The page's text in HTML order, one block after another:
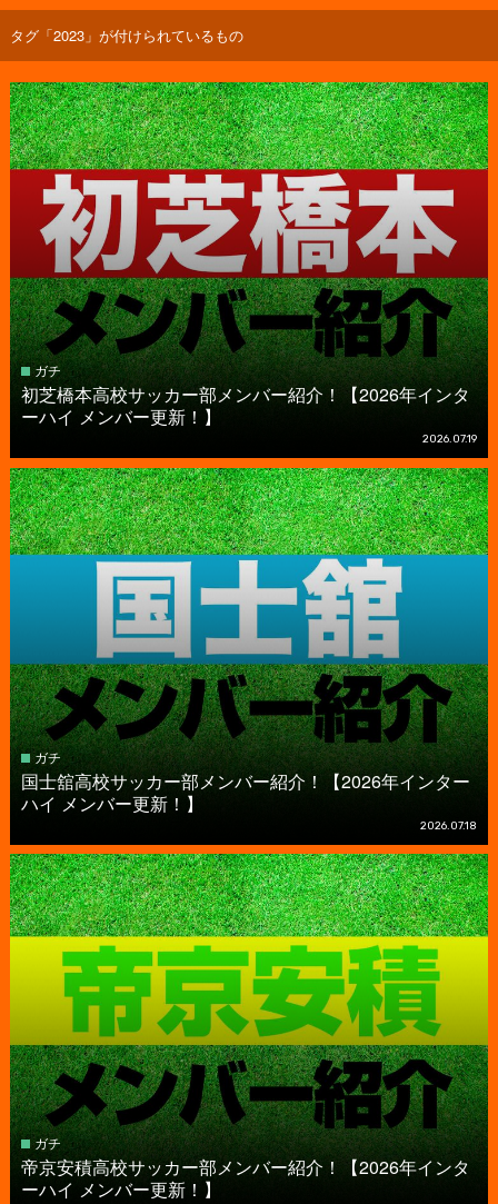
タグ「2023」が付けられているもの
ガチ
初芝橋本高校サッカー部メンバー紹介！【2026年インタ
ーハイ メンバー更新！】
2026.07.19
ガチ
国⼠舘高校サッカー部メンバー紹介！【2026年インター
ハイ メンバー更新！】
2026.07.18
ガチ
帝京安積高校サッカー部メンバー紹介！【2026年インタ
ーハイ メンバー更新！】